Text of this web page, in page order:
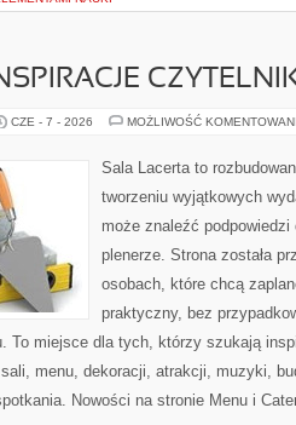
CZE - 7 - 2026 MOŻLIWOŚĆ
Sala Lacerta to
tworzeniu wyjątkowych
może znaleźć
plenerze. Strona została
osobach, które chcą
praktyczny, bez
To miejsce dla tych, którzy szukają
menu, dekoracji, atrakcji, muzyki,
Nowości na stronie Menu i